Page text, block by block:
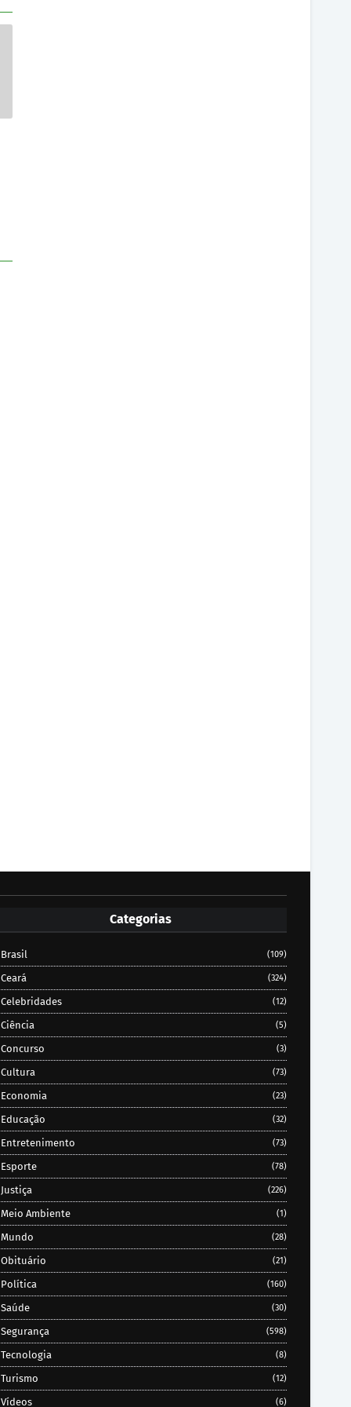
Categorias
Brasil (109)
Ceará (324)
Celebridades (12)
Ciência (5)
Concurso (3)
Cultura (73)
Economia (23)
Educação (32)
Entretenimento (73)
Esporte (78)
Justiça (226)
Meio Ambiente (1)
Mundo (28)
Obituário (21)
Política (160)
Saúde (30)
Segurança (598)
Tecnologia (8)
Turismo (12)
Vídeos (6)